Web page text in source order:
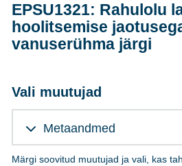
EPSU1321: Rahulolu
hoolitsemise
vanuserühma järgi
Vali muutujad
Metaandmed
Märgi soovitud muutujad ja vali, kas